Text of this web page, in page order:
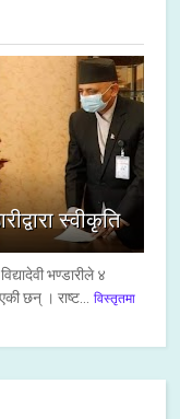
स्वीकृति
भण्डारीले ४
छन् । राष्ट... विस्तृतमा